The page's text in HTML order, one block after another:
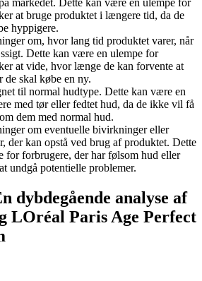
at bruge produktet i længere tid, da de
hyppigere.
om, hvor lang tid produktet varer, når
Dette kan være en ulempe for
at vide, hvor længe de kan forvente at
de skal købe en ny.
til normal hudtype. Dette kan være en
med tør eller fedtet hud, da de ikke vil få
dem med normal hud.
om eventuelle bivirkninger eller
der kan opstå ved brug af produktet. Dette
for forbrugere, der har følsom hud eller
undgå potentielle problemer.
dybdegående analyse af
LOréal Paris Age Perfect